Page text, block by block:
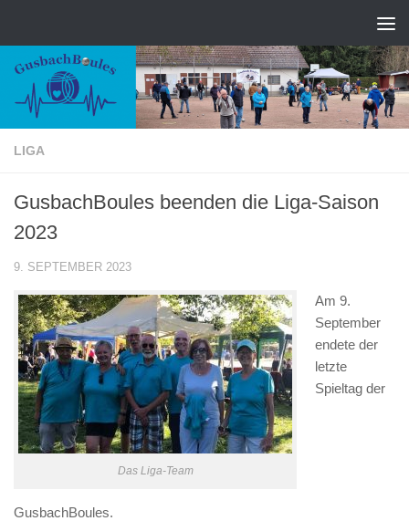
LIGA
GusbachBoules beenden die Liga-Saison
2023
9. SEPTEMBER 2023
Das Liga-Team
Am 9.
September
endete der
letzte
Spieltag der
GusbachBoules.